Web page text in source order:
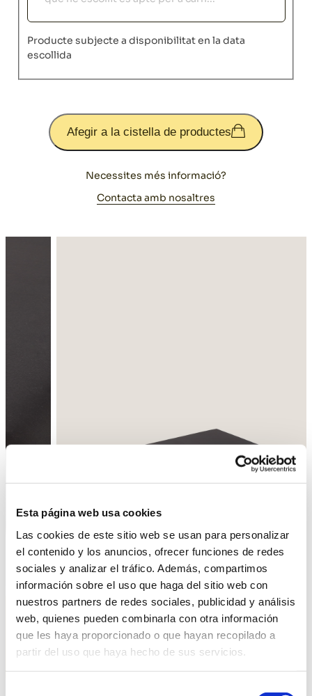
Esta página web usa cookies
Las cookies de este sitio web se usan para personalizar
el contenido y los anuncios, ofrecer funciones de redes
sociales y analizar el tráfico. Además, compartimos
información sobre el uso que haga del sitio web con
nuestros partners de redes sociales, publicidad y análisis
web, quienes pueden combinarla con otra información
que les haya proporcionado o que hayan recopilado a
partir del uso que haya hecho de sus servicios.
Producte subjecte a disponibilitat en la data
escollida
Afegir a la cistella de productes
Necessites més informació?
Contacta amb nosaltres
Enrere Següent